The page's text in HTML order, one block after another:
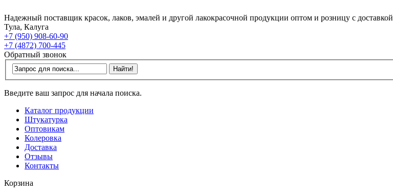
Надежный поставщик красок, лаков, эмалей и другой лакокрасочной продукции оптом и розницу с доставкой
Тула, Калуга
+7 (950) 908-60-90
+7 (4872) 700-445
Обратный звонок
Введите ваш запрос для начала поиска.
Каталог продукции
Штукатурка
Оптовикам
Колеровка
Доставка
Отзывы
Контакты
Корзина